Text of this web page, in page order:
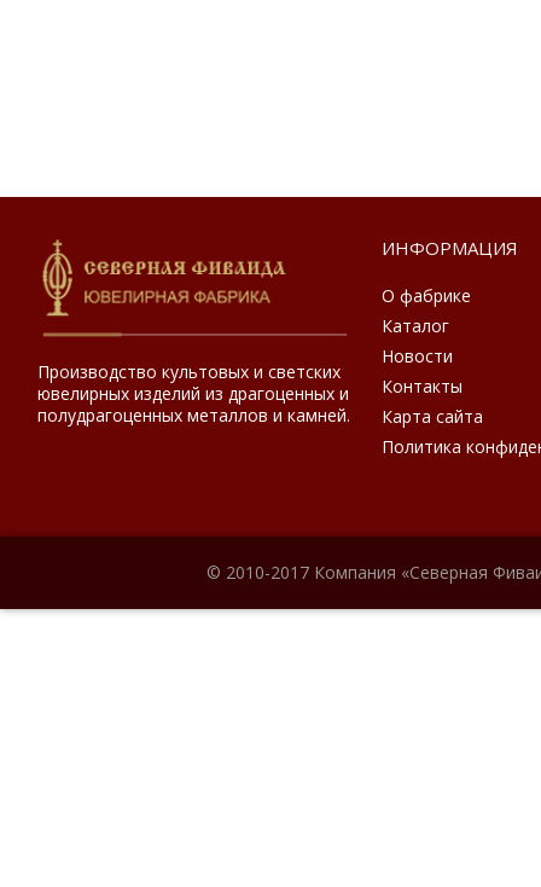
Производство культовых и светских
ювелирных изделий из драгоценных и
полудрагоценных металлов и камней.
ИНФОРМАЦИЯ
О фабрике
Каталог
Новости
Контакты
Карта сайта
Политика
© 2010-2017 Компания «Северная